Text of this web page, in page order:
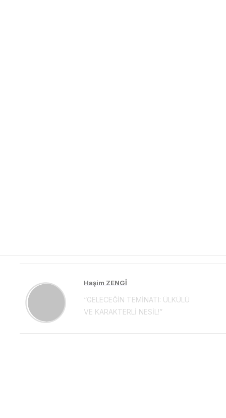
Haşim ZENGİ
“GELECEĞİN TEMİNATI: ÜLKÜLÜ
VE KARAKTERLİ NESİL!”